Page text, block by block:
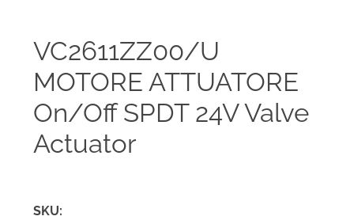
VC2611ZZ00/U
MOTORE ATTUATORE
On/Off SPDT 24V Valve
Actuator
SKU: